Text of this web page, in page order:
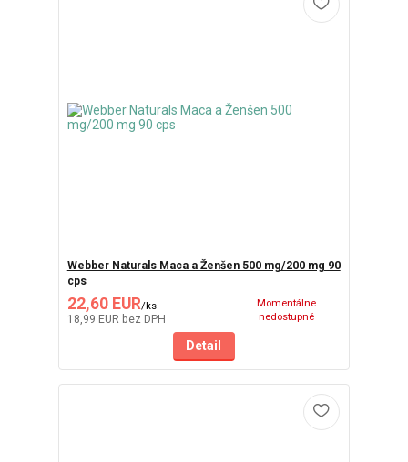
Webber Naturals Maca a Ženšen 500 mg/200 mg 90
cps
22,60 EUR/ks
18,99 EUR bez DPH
Momentálne
nedostupné
Detail